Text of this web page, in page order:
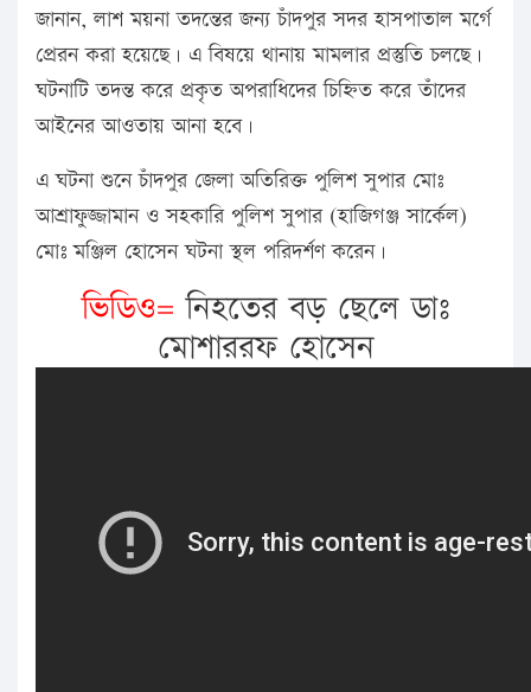
জানান, লাশ ময়না তদন্তের জন্য চাঁদপুর সদর হাসপাতাল মর্গে
প্রেরন করা হয়েছে। এ বিষয়ে থানায় মামলার প্রস্তুতি চলছে।
ঘটনাটি তদন্ত করে প্রকৃত অপরাধিদের চিহ্নিত করে তাঁদের
আইনের আওতায় আনা হবে।
এ ঘটনা শুনে চাঁদপুর জেলা অতিরিক্ত পুলিশ সুপার মোঃ
আশ্রাফুজ্জামান ও সহকারি পুলিশ সুপার (হাজিগঞ্জ সার্কেল)
মোঃ মঞ্জিল হোসেন ঘটনা স্থল পরিদর্শণ করেন।
ভিডিও=নিহতের বড় ছেলে ডাঃ
মোশাররফ হোসেন